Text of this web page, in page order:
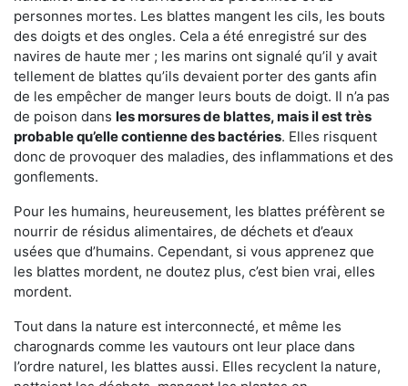
personnes mortes. Les blattes mangent les cils, les bouts
des doigts et des ongles. Cela a été enregistré sur des
navires de haute mer ; les marins ont signalé qu’il y avait
tellement de blattes qu’ils devaient porter des gants afin
de les empêcher de manger leurs bouts de doigt. Il n’a pas
de poison dans les morsures de blattes, mais il est très
probable qu’elle contienne des bactéries. Elles risquent
donc de provoquer des maladies, des inflammations et des
gonflements.
Pour les humains, heureusement, les blattes préfèrent se
nourrir de résidus alimentaires, de déchets et d’eaux
usées que d’humains. Cependant, si vous apprenez que
les blattes mordent, ne doutez plus, c’est bien vrai, elles
mordent.
Tout dans la nature est interconnecté, et même les
charognards comme les vautours ont leur place dans
l’ordre naturel, les blattes aussi. Elles recyclent la nature,